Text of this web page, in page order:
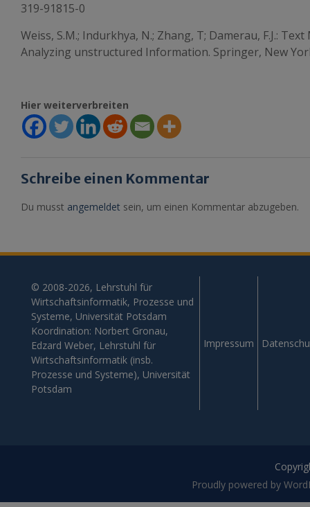
319-91815-0
Weiss, S.M.; Indurkhya, N.; Zhang, T; Damerau, F.J.:
Analyzing unstructured Information. Springer, New
Hier weiterverbreiten
Schreibe einen Kommentar
Du musst angemeldet sein, um einen Kommentar abzugeben.
© 2008-2026, Lehrstuhl für
Wirtschaftsinformatik, Prozesse und
Systeme, Universität Potsdam
Koordination: Norbert Gronau,
Edzard Weber, Lehrstuhl für
Wirtschaftsinformatik (insb.
Prozesse und Systeme), Universität
Potsdam
Impressum
Proudly powered by